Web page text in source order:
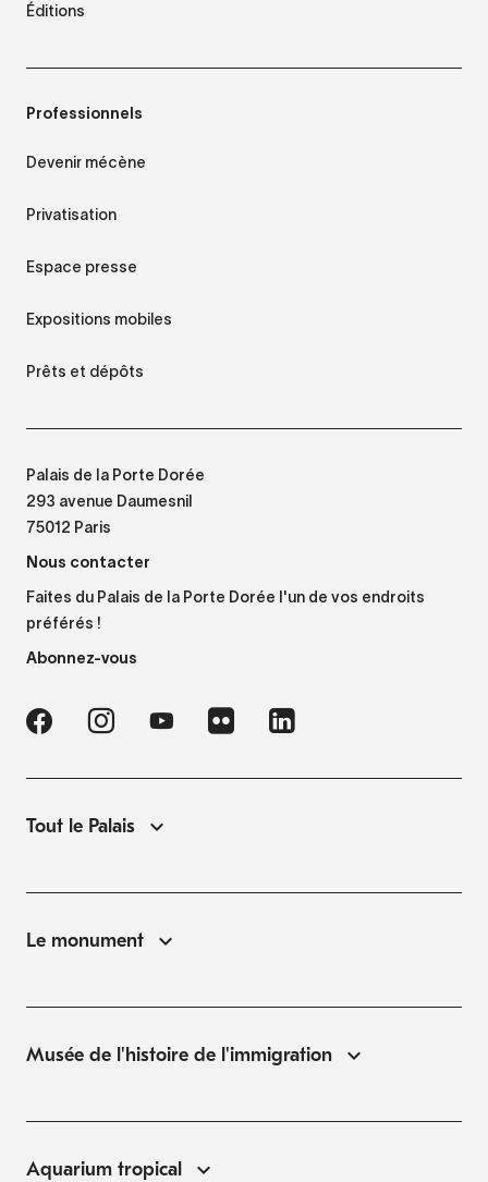
Éditions
Professionnels
Devenir mécène
Privatisation
Espace presse
Expositions mobiles
Prêts et dépôts
Palais de la Porte Dorée
293 avenue Daumesnil
75012 Paris
Nous contacter
Faites du Palais de la Porte Dorée l'un de vos endroits
préférés !
Abonnez-vous
Tout le Palais
Le monument
Musée de l'histoire de l'immigration
Aquarium tropical